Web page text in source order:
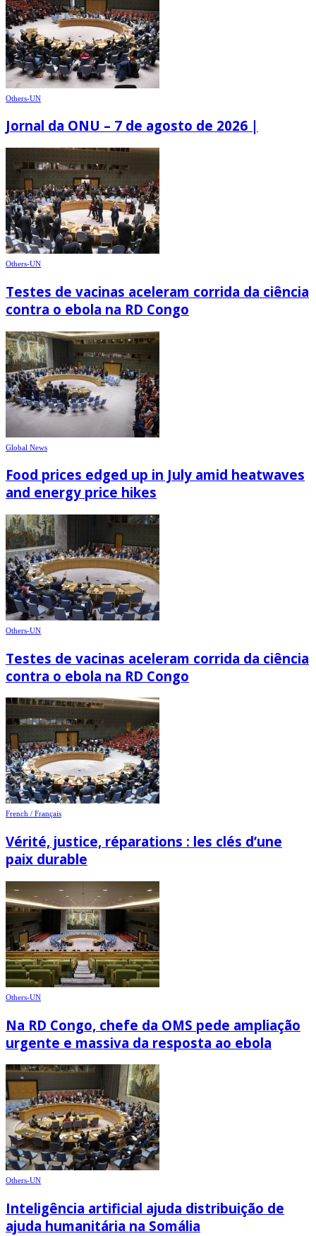
Others-UN
Jornal da ONU – 7 de agosto de 2026 |
Others-UN
Testes de vacinas aceleram corrida da ciência
contra o ebola na RD Congo
Global News
Food prices edged up in July amid heatwaves
and energy price hikes
Others-UN
Testes de vacinas aceleram corrida da ciência
contra o ebola na RD Congo
French / Français
Vérité, justice, réparations : les clés d’une
paix durable
Others-UN
Na RD Congo, chefe da OMS pede ampliação
urgente e massiva da resposta ao ebola
Others-UN
Inteligência artificial ajuda distribuição de
ajuda humanitária na Somália